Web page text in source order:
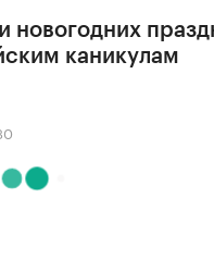
новогодних
каникулам